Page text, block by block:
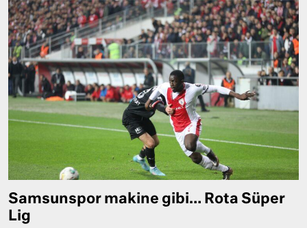
Samsunspor makine gibi… Rota Süper
Lig